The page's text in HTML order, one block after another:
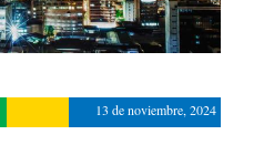
13 de noviembre, 2024